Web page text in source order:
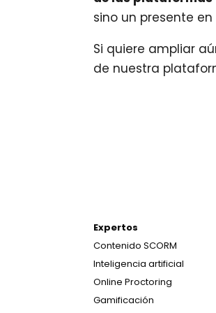
sino un presente
Si quiere ampliar
de nuestra
Expertos
Contenido SCORM
Inteligencia artificial
Online Proctoring
Gamificación